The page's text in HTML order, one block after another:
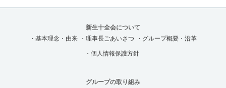
新生十全会について
・基本理念・由来
・理事長ごあいさつ ・グループ概要・沿革
・個人情報保護方針
グループの取り組み